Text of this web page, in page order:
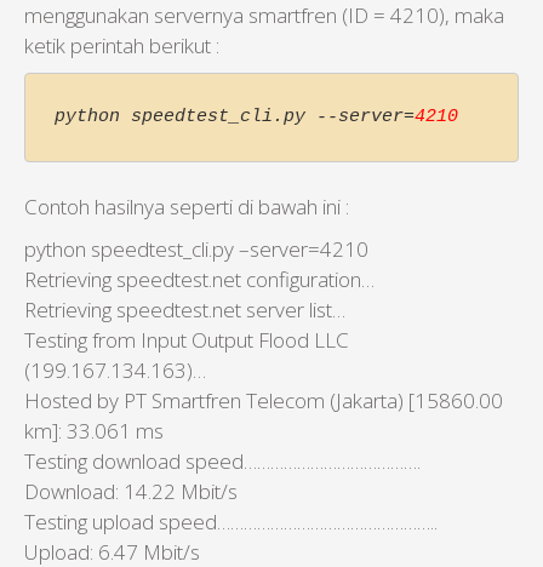
menggunakan servernya smartfren (ID = 4210), maka
ketik perintah berikut :
python speedtest_cli.py --server=4210
Contoh hasilnya seperti di bawah ini :
python speedtest_cli.py –server=4210
Retrieving speedtest.net configuration…
Retrieving speedtest.net server list…
Testing from Input Output Flood LLC
(199.167.134.163)…
Hosted by PT Smartfren Telecom (Jakarta) [15860.00
km]: 33.061 ms
Testing download speed………………………………….
Download: 14.22 Mbit/s
Testing upload speed…………………………………………..
Upload: 6.47 Mbit/s